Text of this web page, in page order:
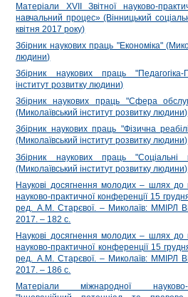
Матеріали ХVІІ Звітної науково-
навчальний процес» (Вінницький
квітня 2017 року)
Збірник наукових праць "Економіка"
людини)
Збірник наукових праць "Педагогіка-
інститут розвитку людини)
Збірник наукових праць "Сфера
(Миколаївський інститут розвитку людини)
Збірник наукових праць "Фізична
(Миколаївський інститут розвитку людини)
Збірник наукових праць "Соціальні
(Миколаївський інститут розвитку людини)
Наукові досягнення молодих – шлях до
науково-практичної конференції 15
ред. А.М. Старєвої. – Миколаїв: ММIРЛ
2017. – 182 с.
Наукові досягнення молодих – шлях до
науково-практичної конференції 15
ред. А.М. Старєвої. – Миколаїв: ММIРЛ
2017. – 186 с.
Матеріали міжнародної науково-